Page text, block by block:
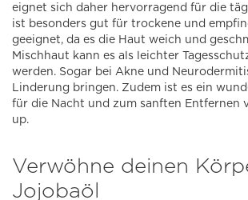
eignet sich daher hervorragend für die
ist besonders gut für trockene und
geeignet, da es die Haut weich und
Mischhaut kann es als leichter
werden. Sogar bei Akne und
Linderung bringen. Zudem ist es ein
für die Nacht und zum sanften Entfernen
up.
Verwöhne deinen
Jojobaöl